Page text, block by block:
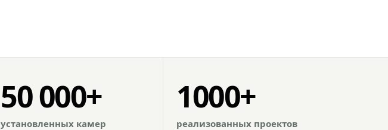
50 000+
установленных камер
1000+
реализованных проектов